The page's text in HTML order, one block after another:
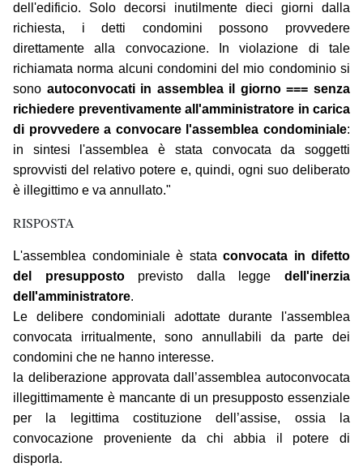
dell'edificio. Solo decorsi inutilmente dieci giorni dalla
richiesta, i detti condomini possono provvedere
direttamente alla convocazione. In violazione di tale
richiamata norma alcuni condomini del mio condominio si
sono autoconvocati in assemblea il giorno === senza
richiedere preventivamente all'amministratore in carica
di provvedere a convocare l'assemblea condominiale:
in sintesi l'assemblea è stata convocata da soggetti
sprovvisti del relativo potere e, quindi, ogni suo deliberato
è illegittimo e va annullato."
RISPOSTA
L'assemblea condominiale è stata convocata in difetto
del presuppostoprevisto dalla leggedell'inerzia
dell'amministratore.
Le delibere condominiali adottate durante l'assemblea
convocata irritualmente, sono annullabili da parte dei
condomini che ne hanno interesse.
la deliberazione approvata dall’assemblea autoconvocata
illegittimamente è mancante di un presupposto essenziale
per la legittima costituzione dell’assise, ossia la
convocazione proveniente da chi abbia il potere di
disporla.